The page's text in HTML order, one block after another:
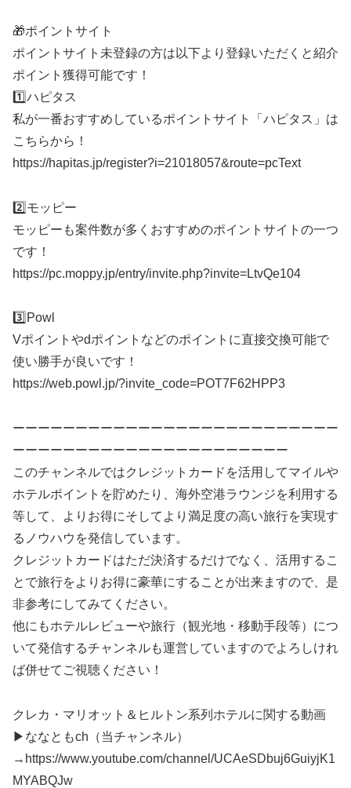
🎁ポイントサイト
ポイントサイト未登録の方は以下より登録いただくと紹介
ポイント獲得可能です！
1️⃣ハピタス
私が一番おすすめしているポイントサイト「ハピタス」は
こちらから！
https://hapitas.jp/register?i=21018057&route=pcText
2️⃣モッピー
モッピーも案件数が多くおすすめのポイントサイトの一つ
です！
https://pc.moppy.jp/entry/invite.php?invite=LtvQe104
3️⃣Powl
Vポイントやdポイントなどのポイントに直接交換可能で
使い勝手が良いです！
https://web.powl.jp/?invite_code=POT7F62HPP3
ーーーーーーーーーーーーーーーーーーーーーーーーーー
ーーーーーーーーーーーーーーーーーーーーーー
このチャンネルではクレジットカードを活用してマイルや
ホテルポイントを貯めたり、海外空港ラウンジを利用する
等して、よりお得にそしてより満足度の高い旅行を実現す
るノウハウを発信しています。
クレジットカードはただ決済するだけでなく、活用するこ
とで旅行をよりお得に豪華にすることが出来ますので、是
非参考にしてみてください。
他にもホテルレビューや旅行（観光地・移動手段等）につ
いて発信するチャンネルも運営していますのでよろしけれ
ば併せてご視聴ください！
クレカ・マリオット＆ヒルトン系列ホテルに関する動画
▶︎ななともch（当チャンネル）
→https://www.youtube.com/channel/UCAeSDbuj6GuiyjK1
MYABQJw